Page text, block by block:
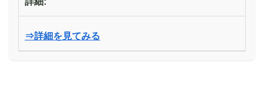
⇒詳細を見てみる